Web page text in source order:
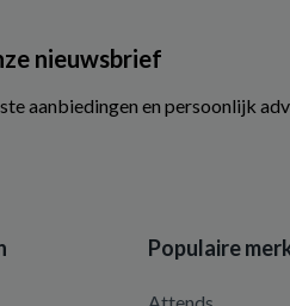
nieuwsbrief
aanbiedingen en persoonlijk
Populaire